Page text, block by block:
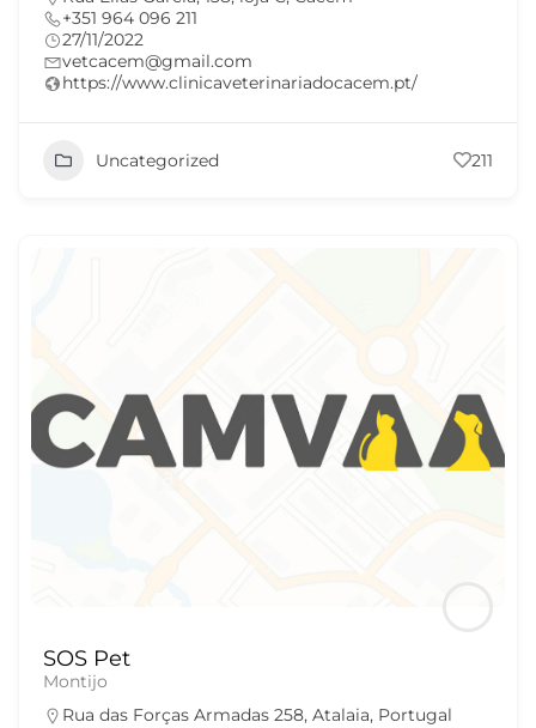
+351 964 096 211
27/11/2022
vetcacem@gmail.com
https://www.clinicaveterinariadocacem.pt/
Uncategorized 211
SOS Pet
Montijo
Rua das Forças Armadas 258, Atalaia, Portugal